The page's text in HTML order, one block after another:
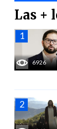
Las +
6926